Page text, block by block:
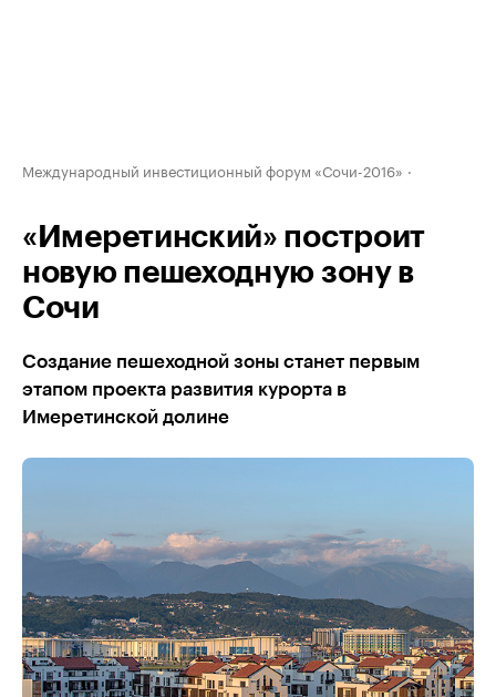
Международный инвестиционный форум «Сочи-2016»
«Имеретинский» построит
новую пешеходную зону в
Сочи
Создание пешеходной зоны станет первым
этапом проекта развития курорта в
Имеретинской долине